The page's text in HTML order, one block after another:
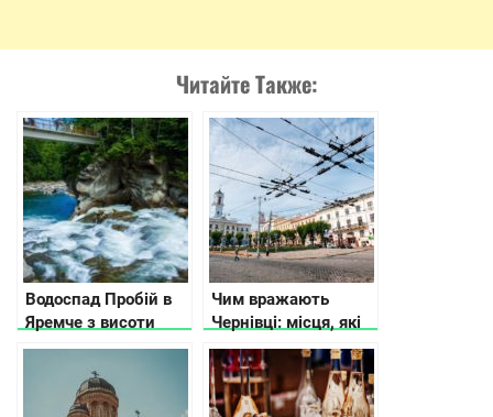
Читайте Также:
Водоспад Пробій в
Яремче з висоти
пташиного польоту
Чим вражають
Чернівці: місця, які
варто побачити